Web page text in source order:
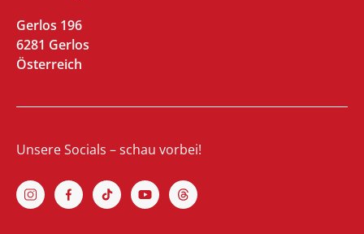
Gerlos 196
6281 Gerlos
Österreich
Unsere Socials – schau vorbei!